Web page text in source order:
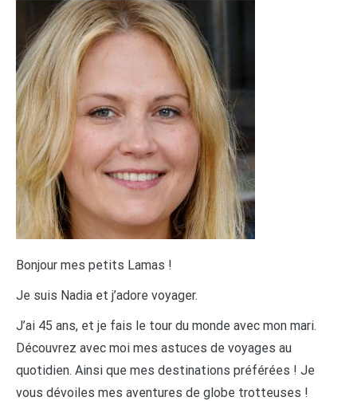
Bonjour mes petits Lamas !
Je suis Nadia et j’adore voyager.
J’ai 45 ans, et je fais le tour du monde avec mon mari.
Découvrez avec moi mes astuces de voyages au
quotidien. Ainsi que mes destinations préférées ! Je
vous dévoiles mes aventures de globe trotteuses !